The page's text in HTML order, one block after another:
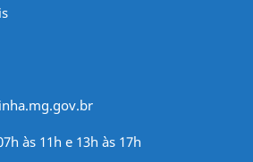
às 11h e 13h às 17h